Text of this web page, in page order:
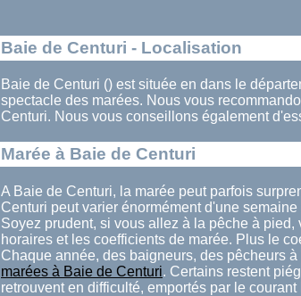
Baie de Centuri - Localisation
Baie de Centuri () est située en dans le
spectacle des marées. Nous vous
Centuri. Nous vous conseillons également
Marée à Baie de Centuri
A Baie de Centuri, la marée peut parfois
Centuri peut varier énormément d'une semaine
Soyez prudent, si vous allez à la pêche à
horaires et les coefficients de marée. Plus le
Chaque année, des baigneurs, des pêcheurs
marées à Baie de Centuri. Certains restent
retrouvent en difficulté, emportés par le